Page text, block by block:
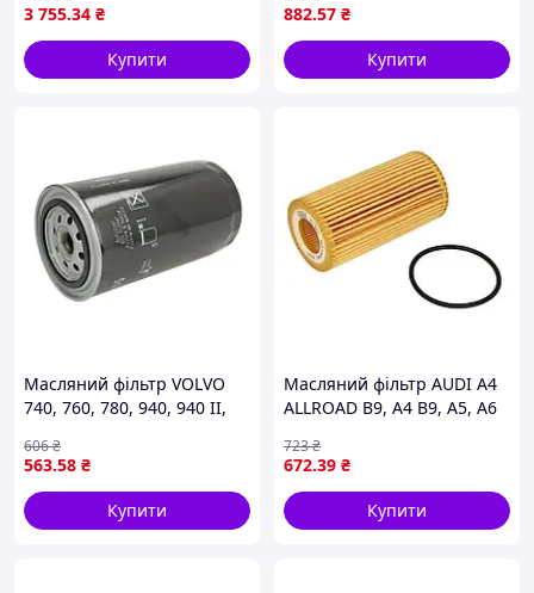
SPRINTER 5-T (B905), VIANO
3 755.34 ₴
Купити
882.57 ₴
Купити
Масляний фільтр VOLVO
740, 760, 780, 940, 940 II,
CAMPER, LT 28-35 I, LT 40-
55 I, TRANSPORTER T4,
ZETOR
563.58 ₴
606₴
Купити
Масляний фільтр AUDI A4
ALLROAD B9, A4 B9, A5, A6
C8, A6 C7, A6 C8, A7, A8 D5,
Q5, Q7, Q8, VW AMAROK,
672.39 ₴
723₴
Купити